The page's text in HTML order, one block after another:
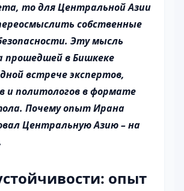
то для Центральной Азии
собственные
Эту мысль
прошедшей в Бишкеке
встрече экспертов,
и политологов в формате
Почему опыт Ирана
Центральную Азию – на
опыт